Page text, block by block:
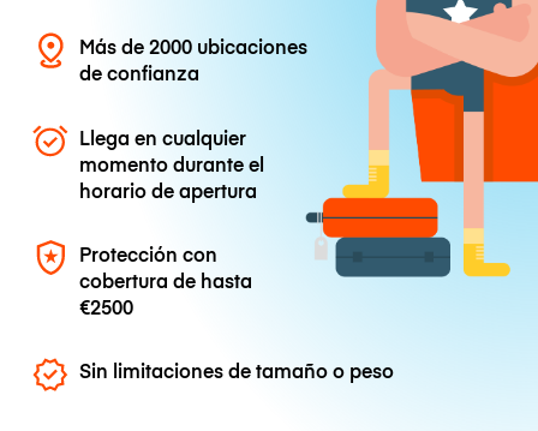
Más de 2000 ubicaciones
de confianza
Llega en cualquier
momento durante el
horario de apertura
Protección con
cobertura de hasta
€2500
Sin limitaciones de tamaño o peso